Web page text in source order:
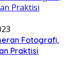
Fotografi,
Praktisi